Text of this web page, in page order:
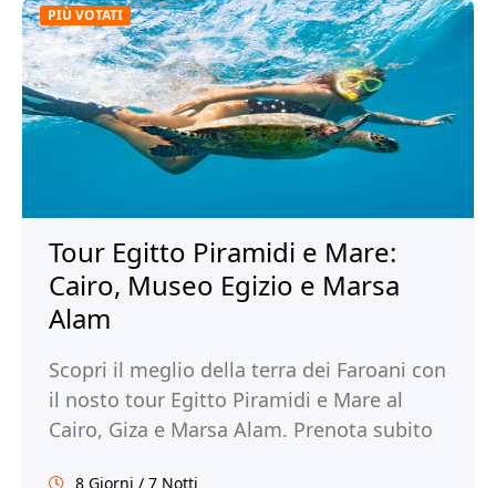
PIÙ VOTATI
Tour Egitto Piramidi e Mare:
Cairo, Museo Egizio e Marsa
Alam
Scopri il meglio della terra dei Faroani con
il nosto tour Egitto Piramidi e Mare al
Cairo, Giza e Marsa Alam. Prenota subito
8 Giorni / 7 Notti